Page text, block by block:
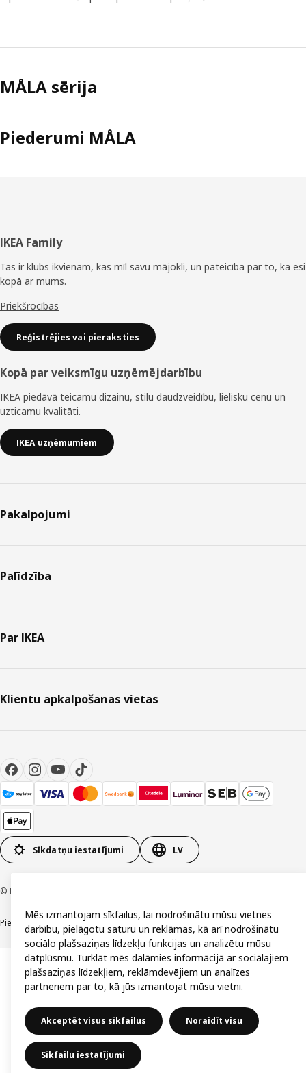
MÅLA kolekcija ir pieejama jau ilgu laiku, bet, redzot
satveramiem un lietojamiem ikreiz, kad rodas radošā
zīmēt vai gleznot. Spēja darboties patstāvīgi ir būtiska
attīstībai. Bērni pilnveidojas ar katru uzdevumu.”
MÅLA sērija
Piederumi MÅLA
Kājene
IKEA Family
Tas ir klubs ikvienam, kas mīl savu mājokli, un pateicība par to, ka esi
kopā ar mums.
Priekšrocības
Reģistrējies vai pieraksties
Kopā par veiksmīgu uzņēmējdarbību
IKEA piedāvā teicamu dizainu, stilu daudzveidību, lielisku cenu un
uzticamu kvalitāti.
IKEA uzņēmumiem
Pakalpojumi
Palīdzība
Par IKEA
Klientu apkalpošanas vietas
Sīkdatņu iestatījumi LV
© Inter IKEA Systems B.V. 1999-2026
Piekļūstamība Vispārīgi noteikumi Privātuma un sīkdatņu politika Kontakti
Mēs izmantojam sīkfailus, lai nodrošinātu mūsu vietnes
darbību, pielāgotu saturu un reklāmas, kā arī nodrošinātu
sociālo plašsaziņas līdzekļu funkcijas un analizētu mūsu
datplūsmu. Turklāt mēs dalāmies informācijā ar sociālajiem
plašsaziņas līdzekļiem, reklāmdevējiem un analīzes
partneriem par to, kā jūs izmantojat mūsu vietni.
Akceptēt visus sīkfailus Noraidīt visu
Sīkfailu iestatījumi